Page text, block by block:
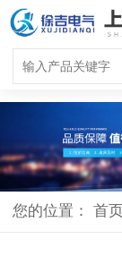
您的位置： 首页